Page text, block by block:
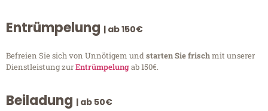
Entrümpelung | ab 150€
Befreien Sie sich von Unnötigem undstarten Sie frischmit unserer
Dienstleistung zurEntrümpelungab 150€.
Beiladung | ab 50€